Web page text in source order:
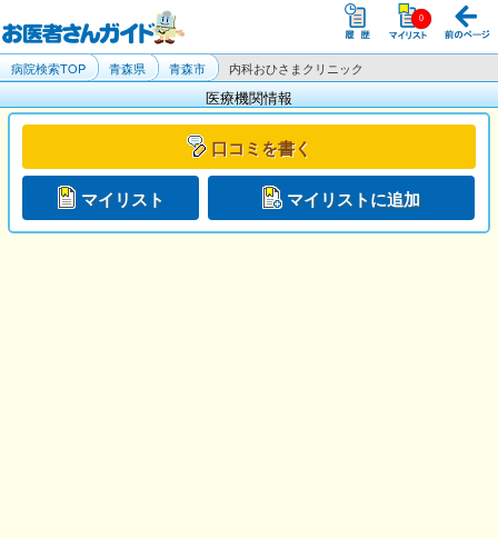
病院検索TOP 青森県 青森市 内科おひさまクリニック
医療機関情報
口コミを書く
マイリスト マイリストに追加